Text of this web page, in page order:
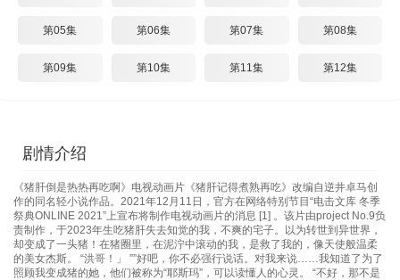
第05集 第06集 第07集 第08集
第09集 第10集 第11集 第12集
剧情介绍
《猪肝倒是热热再吃啊》电视动画片《猪肝记得煮熟再吃》改编自逆井卓马创
作的同名轻小说作品。2021年12月11日，官方在网络特别节目“电击文库 冬季
祭典ONLINE 2021”上宣布将制作电视动画片的消息 [1] 。该片由project No.9负
责制作，于2023年生吃猪肝失去知觉的我，不爽的宅子。以为转世到异世界，
却变成了一头猪！在猪圈里，在泥泞中滚动的我，是救了我的，像天使般温柔
的美女杰斯。 “洪哥！」 ””好吧，你不必强行说话。对我来说……我知道了为了
照顾我变成猪的她，他们被称为“耶斯玛”，可以读懂人的心灵。 “不好，那不是